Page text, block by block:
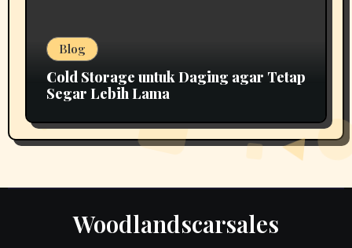
Blog
Cold Storage untuk Daging agar Tetap
Segar Lebih Lama
Woodlandscarsales